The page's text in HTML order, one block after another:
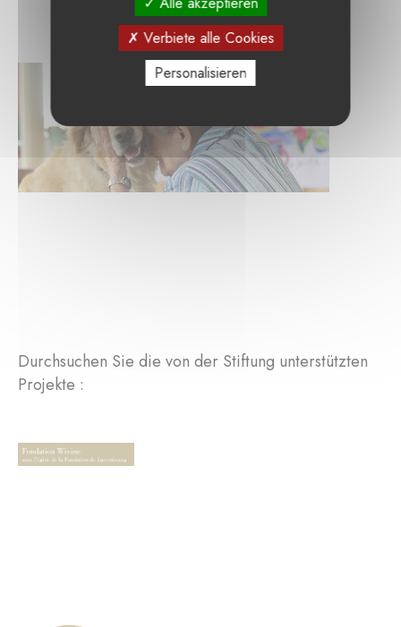
Durchsuchen Sie die von der Stiftung unterstützten
Projekte :
Verbiete alle Cookies
Personalisieren